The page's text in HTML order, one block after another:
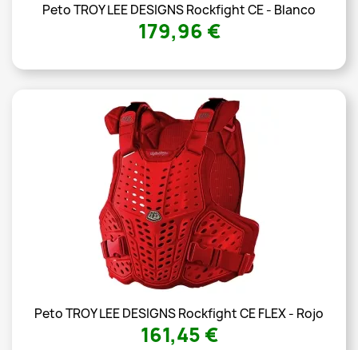
Peto TROY LEE DESIGNS Rockfight CE - Blanco
179,96 €
Peto TROY LEE DESIGNS Rockfight CE FLEX - Rojo
161,45 €